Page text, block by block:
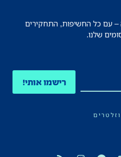
– עם כל החשיפות, התחקירים
שלנו.
רישמו אותי!